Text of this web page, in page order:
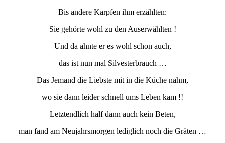
Bis andere Karpfen ihm erzählten:
Sie gehörte wohl zu den Auserwählten !
Und da ahnte er es wohl schon auch,
das ist nun mal Silvesterbrauch …
Das Jemand die Liebste mit in die Küche nahm,
wo sie dann leider schnell ums Leben kam !!
Letztendlich half dann auch kein Beten,
man fand am Neujahrsmorgen lediglich noch die Gräten …